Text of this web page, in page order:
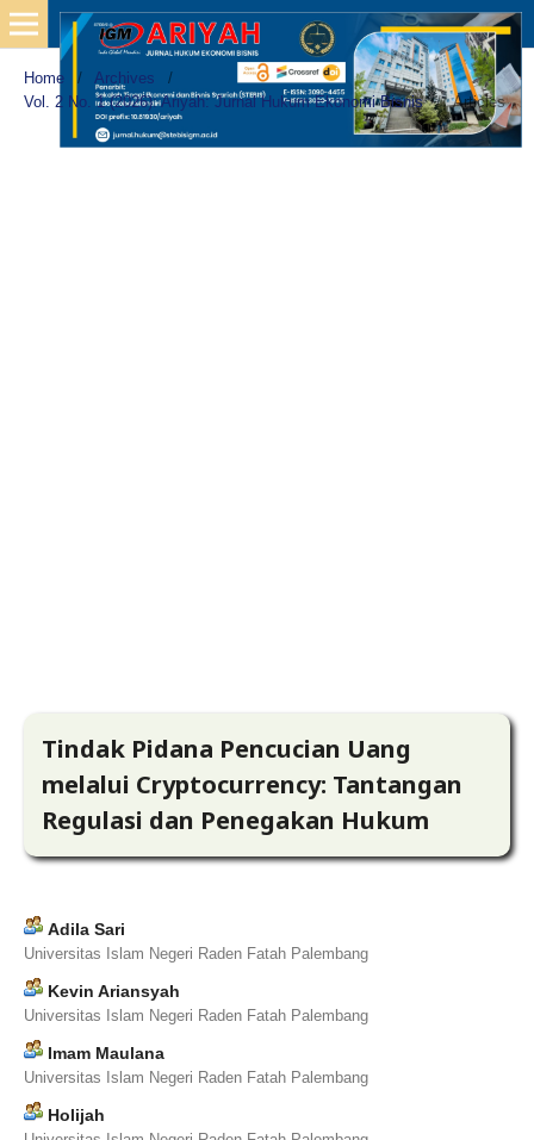
Home / Archives
/
Vol. 2 No. 1 (2026): Ariyah: Jurnal Hukum Ekonomi Bisnis
/ Articles
Tindak Pidana Pencucian Uang
melalui Cryptocurrency: Tantangan
Regulasi dan Penegakan Hukum
Adila Sari
Universitas Islam Negeri Raden Fatah Palembang
Kevin Ariansyah
Universitas Islam Negeri Raden Fatah Palembang
⁠Imam Maulana
Universitas Islam Negeri Raden Fatah Palembang
Holijah